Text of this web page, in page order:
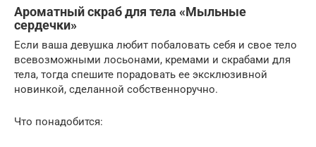
Ароматный скраб для тела «Мыльные
сердечки»
Если ваша девушка любит побаловать себя и свое тело
всевозможными лосьонами, кремами и скрабами для
тела, тогда спешите порадовать ее эксклюзивной
новинкой, сделанной собственноручно.
Что понадобится: